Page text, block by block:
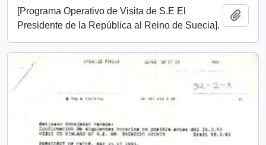
[Programa Operativo de Visita de S.E El
Presidente de la República al Reino de Suecia].